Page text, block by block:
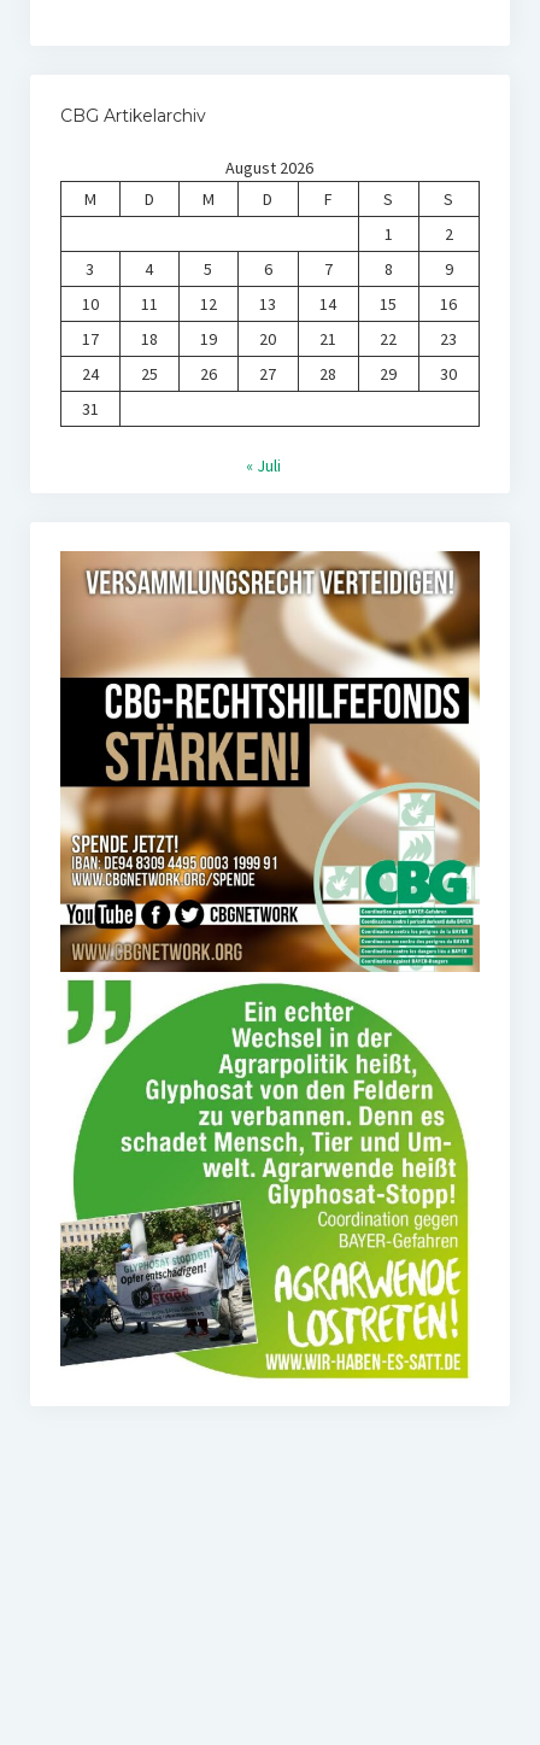
CBG Artikelarchiv
August 2026
M
D M D F S
S
1
2
3
4 5 6 7 8
9
10
11 12 13 14 15
16
17
18 19 20 21 22
23
24
25 26 27 28 29
30
31
« Juli